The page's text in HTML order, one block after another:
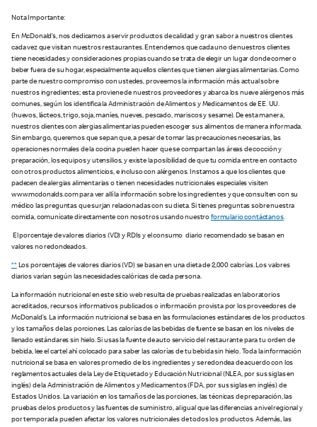
Nota Importante:
En McDonald’s, nos dedicamos a servir productos de calidad y gran sabor a nuestros clientes
cada vez que visitan nuestros restaurantes. Entendemos que cada uno de nuestros clientes
tiene necesidades y consideraciones propias cuando se trata de elegir un lugar donde comer o
beber fuera de su hogar, especialmente aquellos clientes que tienen alergias alimentarias. Como
parte de nuestro compromiso con ustedes, proveemos la información más actual sobre
nuestros ingredientes; esta proviene de nuestros proveedores y abarca los nueve alérgenos más
comunes, según los identifica la Administración de Alimentos y Medicamentos de EE. UU.
(huevos, lácteos, trigo, soja, maníes, nueves, pescado, mariscos y sesame). De esta manera,
nuestros clientes con alergias alimentarias pueden escoger sus alimentos de manera informada.
Sin embargo, queremos que sepan que, a pesar de tomar las precauciones necesarias, las
operaciones normales de la cocina pueden hacer que se compartan las áreas de cocción y
preparación, los equipos y utensilios, y existe la posibilidad de que tu comida entre en contacto
con otros productos alimenticios, e incluso con alérgenos. Instamos a que los clientes que
padecen de alergias alimentarias o tienen necesidades nutricionales especiales visiten
www.mcdonalds.com para ver allí la información sobre los ingredientes y que consulten con su
médico las preguntas que surjan relacionadas con su dieta. Si tienes preguntas sobre nuestra
comida, comunícate directamente con nosotros usando nuestroformulario contáctanos.
El porcentaje de valores diarios (VD) y RDIs y el consumo diario recomendado se basan en
valores no redondeados.
**Los porcentajes de valores diarios (VD) se basan en una dieta de 2,000 calorías. Los valores
diarios varían según las necesidades calóricas de cada persona.
La información nutricional en este sitio web resulta de pruebas realizadas en laboratorios
acreditados, recursos informativos publicados o información provista por los proveedores de
McDonald’s. La información nutricional se basa en las formulaciones estándares de los productos
y los tamaños de las porciones. Las calorías de las bebidas de fuente se basan en los niveles de
llenado estándares sin hielo. Si usas la fuente de auto servicio del restaurante para tu orden de
bebida, lee el cartel ahí colocado para saber las calorías de tu bebida sin hielo. Toda la información
nutricional se basa en valores promedio de los ingredientes y se redondea de acuerdo con los
reglamentos actuales de la Ley de Etiquetado y Educación Nutricional (NLEA, por sus siglas en
inglés) de la Administración de Alimentos y Medicamentos (FDA, por sus siglas en inglés) de
Estados Unidos. La variación en los tamaños de las porciones, las técnicas de preparación, las
pruebas de los productos y las fuentes de suministro, al igual que las diferencias a nivel regional y
por temporada pueden afectar los valores nutricionales de todos los productos. Además, las